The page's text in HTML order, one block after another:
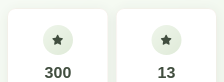
13
300